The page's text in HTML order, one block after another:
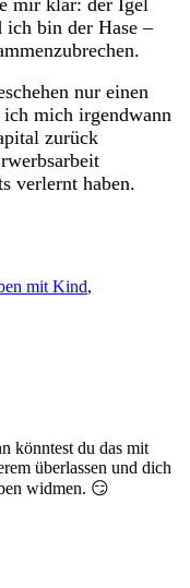
ich bin der Hase –
nur einen
mich irgendwann
zurück
verlernt haben.
mit Kind,
könntest du das mit
überlassen und dich
widmen. 😏